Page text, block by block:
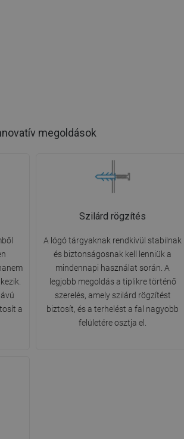
megoldások
a
Szilárd rögzítés
A lógó tárgyaknak rendkívül stabilnak
és biztonságosnak kell lenniük a
mindennapi használat során. A
legjobb megoldás a tiplikre történő
szerelés, amely szilárd rögzítést
biztosít, és a terhelést a fal nagyobb
felületére osztja el.